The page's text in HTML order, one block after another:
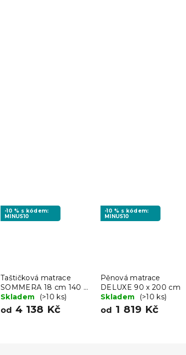
-10 % s kódem:
MINUS10
Taštičková matrace
SOMMERA 18 cm 140 x
200 cm
Skladem (>10 ks)
od 4 138 Kč
-10 % s kódem:
MINUS10
Pěnová matrace
DELUXE 90 x 200 cm
Skladem
(>10 ks)
od 1 819 Kč